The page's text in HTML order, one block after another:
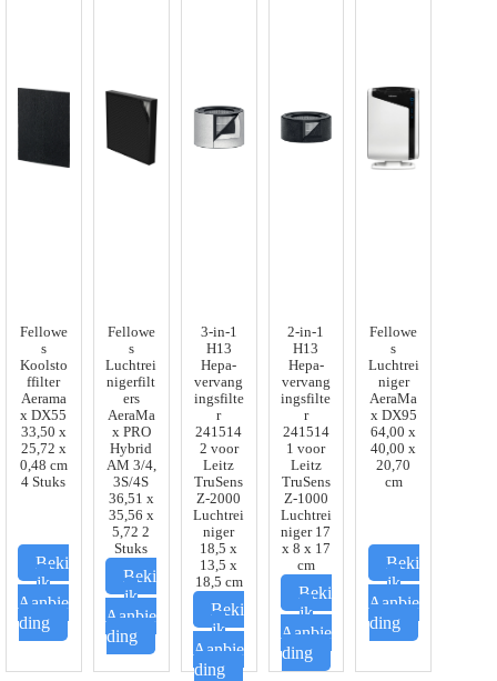
Fellowe
s
Koolsto
ffilter
Aerama
x DX55
33,50 x
25,72 x
0,48 cm
4 Stuks
Beki
jk
Aanbie
ding
Fellowe
s
Luchtrei
nigerfilt
ers
AeraMa
x PRO
Hybrid
AM 3/4,
3S/4S
36,51 x
35,56 x
5,72 2
Stuks
Beki
jk
Aanbie
ding
3-in-1
H13
Hepa-
vervang
ingsfilte
r
241514
2 voor
Leitz
TruSens
Z-2000
Luchtrei
niger
18,5 x
13,5 x
18,5 cm
Beki
jk
Aanbie
ding
2-in-1
H13
Hepa-
vervang
ingsfilte
r
241514
1 voor
Leitz
TruSens
Z-1000
Luchtrei
niger 17
x 8 x 17
cm
Beki
jk
Aanbie
ding
Fellowe
s
Luchtrei
niger
AeraMa
x DX95
64,00 x
40,00 x
20,70
cm
Beki
jk
Aanbie
ding